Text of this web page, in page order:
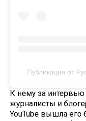
Публикация от
К нему за
журналисты и
YouTube вышла его